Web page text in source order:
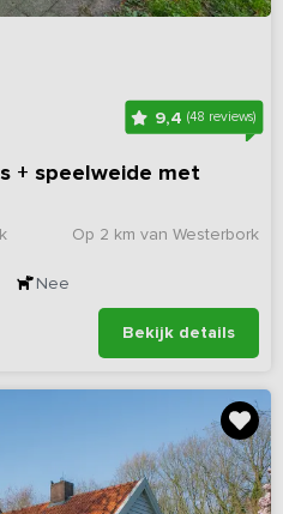
9,4 (48 reviews)
+ speelweide met
Op 2 km van Westerbork
Nee
Bekijk details